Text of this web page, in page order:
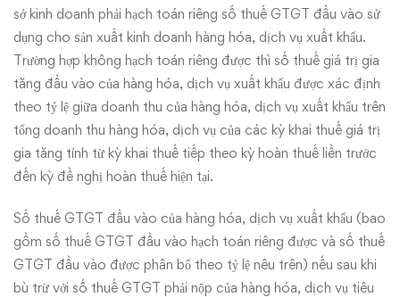
sở kinh doanh phải hạch toán riêng số thuế GTGT đầu vào sử
dụng cho sản xuất kinh doanh hàng hóa, dịch vụ xuất khẩu.
Trường hợp không hạch toán riêng được thì số thuế giá trị gia
tăng đầu vào của hàng hóa, dịch vụ xuất khẩu được xác định
theo tỷ lệ giữa doanh thu của hàng hóa, dịch vụ xuất khẩu trên
tổng doanh thu hàng hóa, dịch vụ của các kỳ khai thuế giá trị
gia tăng tính từ kỳ khai thuế tiếp theo kỳ hoàn thuế liền trước
đến kỳ đề nghị hoàn thuế hiện tại.
Số thuế GTGT đầu vào của hàng hóa, dịch vụ xuất khẩu (bao
gồm số thuế GTGT đầu vào hạch toán riêng được và số thuế
GTGT đầu vào được phân bổ theo tỷ lệ nêu trên) nếu sau khi
bù trừ với số thuế GTGT phải nộp của hàng hóa, dịch vụ tiêu